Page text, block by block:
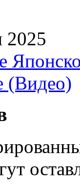
2025
(Видео)